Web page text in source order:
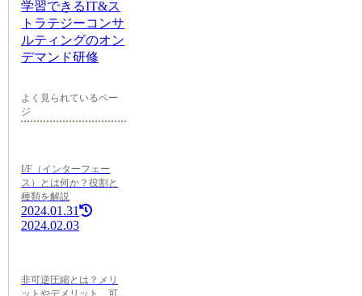
よく見られているペー
ジ
I/F（インターフェー
ス）とは何か？役割と
種類を解説
2024.01.31
2024.02.03
非可逆圧縮とは？メリ
ットやデメリット、可